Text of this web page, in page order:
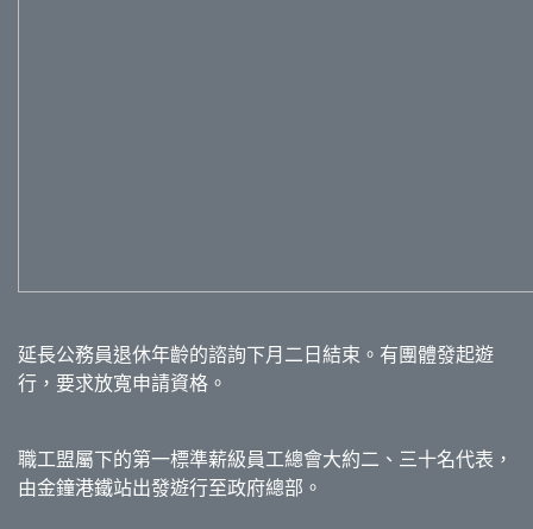
延長公務員退休年齡的諮詢下月二日結束。有團體發起遊
行，要求放寬申請資格。
職工盟屬下的第一標準薪級員工總會大約二、三十名代表，
由金鐘港鐵站出發遊行至政府總部。